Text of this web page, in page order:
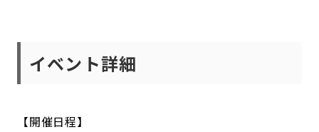
イベント詳細
【開催日程】